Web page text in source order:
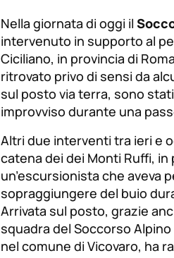
Nella giornata di oggi il
intervenuto in supporto al
Ciciliano, in provincia di
ritrovato privo di sensi da
sul posto via terra, sono
improvviso durante una
Altri due interventi tra ieri e
catena dei dei Monti Ruffi,
un’escursionista che aveva
sopraggiungere del buio
Arrivata sul posto, grazie
squadra del Soccorso
nel comune di Vicovaro, ha